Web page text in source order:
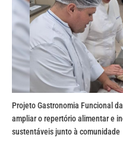
Projeto Gastronomia Funcional
ampliar o repertório alimentar e
sustentáveis junto à comunidade